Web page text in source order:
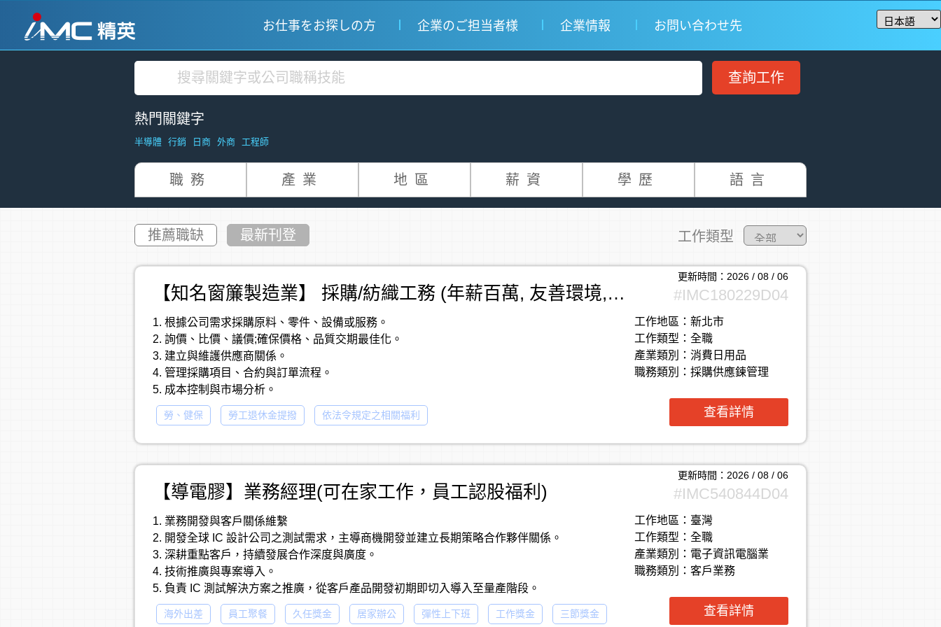
お仕事をお探しの方 企業のご担当者様 企業情報 お問い合わせ先
熱門關鍵字
半導體 行銷 日商 外商 工程師
職務 產業 地區 薪資 學歷 語言
推薦職缺 最新刊登 工作類型
【知名窗簾製造業】 採購/紡織工務 (年薪百萬, 友善環境,出差機會多) #IMC180229D04
更新時間：2026 / 08 / 06
1. 根據公司需求採購原料、零件、設備或服務。
2. 詢價、比價、議價;確保價格、品質交期最佳化。
3. 建立與維護供應商關係。
4. 管理採購項目、合約與訂單流程。
5. 成本控制與市場分析。
6. 具跨國採購經驗佳(或紡織製程採購)。
7. 材料開發及規範製作能力。
工作地區： 新北市
工作類型： 全職
產業類別： 消費日用品
職務類別： 採購供應鍊管理
勞、健保 勞工退休金提撥 依法令規定之相關福利 查看詳情
【導電膠】業務經理(可在家工作，員工認股福利) #IMC540844D04
更新時間：2026 / 08 / 06
1. 業務開發與客戶關係維繫
2. 開發全球 IC 設計公司之測試需求，主導商機開發並建立長期策略合作夥伴關係。
3. 深耕重點客戶，持續發展合作深度與廣度。
4. 技術推廣與專案導入。
5. 負責 IC 測試解決方案之推廣，從客戶產品開發初期即切入導入至量產階段。
6. 與客戶工程團隊深入討論技術細節與應用情境，提供最適化的測試解決方案。
7. 跨部門協作內部研發與工程團隊，確保專案順利落地與交付。
工作地區： 臺灣
工作類型： 全職
產業類別： 電子資訊電腦業
職務類別： 客戶業務
海外出差 員工聚餐 久任獎金 居家辦公 彈性上下班 工作獎金 三節獎金 查看詳情